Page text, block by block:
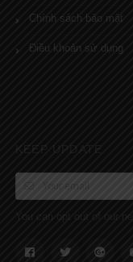
Chính sách bảo mật
Điều khoản sử dụng
KEEP UPDATE
You can opt out of our